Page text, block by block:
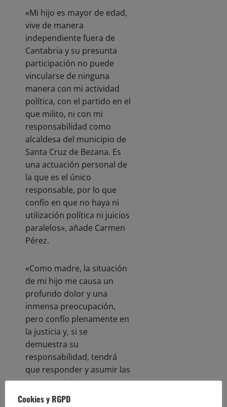
«Mi hijo es mayor de edad,
vive de manera
independiente fuera de
Cantabria y su presunta
participación no puede
vincularse de ninguna
manera con mi actividad
política, con el partido en el
que milito, ni con mi
responsabilidad como
alcaldesa del municipio de
Santa Cruz de Bezana. Es
una actuación personal de
la que es el único
responsable, por lo que
confío en que no haya ni
utilización política ni juicios
paralelos», añade Carmen
Pérez.
«Como madre, la situación
de mi hijo me causa un
profundo dolor y una
inmensa preocupación,
pero confío plenamente en
la justicia y, si se
demuestra su
responsabilidad, tendrá
que responder y asumir las
consecuencias como
cualquier ciudadano».
Cookies y RGPD